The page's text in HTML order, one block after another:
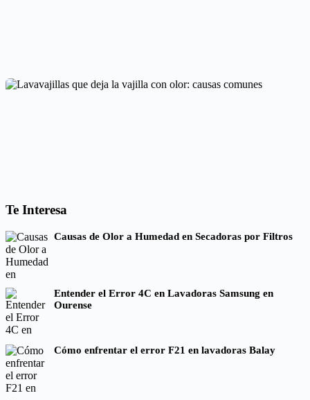
Horno que tarda en precalentar: causas y soluciones
Códigos de error por marcas
Te Interesa
Causas de Olor a Humedad en Secadoras por Filtros
Entender el Error 4C en Lavadoras Samsung en
Ourense
Cómo enfrentar el error F21 en lavadoras Balay